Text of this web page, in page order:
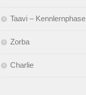
Taavi – Kennlernphase
Zorba
Charlie